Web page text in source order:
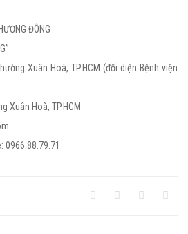
ĐÔNG
Xuân Hoà, TP.HCM (đối diện Bệnh viện
Xuân Hoà, TP.HCM
0966.88.79.71